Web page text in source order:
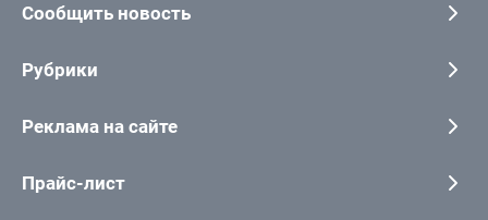
Сообщить новость
Рубрики
Реклама на сайте
Прайс-лист